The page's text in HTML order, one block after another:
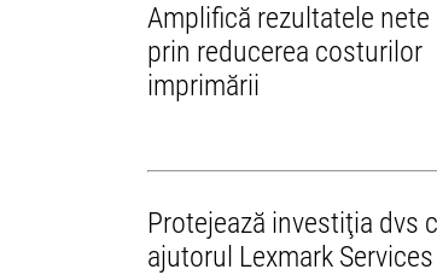
Amplifică rezultatele nete
prin reducerea costurilor
imprimării
Protejează investiţia dvs
ajutorul Lexmark Services